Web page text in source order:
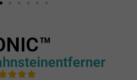
  